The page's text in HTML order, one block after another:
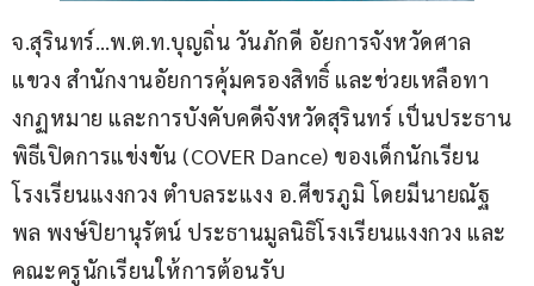
จ.สุรินทร์…พ.ต.ท.บุญถิ่น วันภักดี อัยการจังหวัดศาล
แขวง สำนักงานอัยการคุ้มครองสิทธิ์ และช่วยเหลือทา
งกฏหมาย และการบังคับคดีจังหวัดสุรินทร์ เป็นประธาน
พิธีเปิดการแข่งขัน (COVER Dance) ของเด็กนักเรียน
โรงเรียนแงงกวง ตำบลระแงง อ.ศีขรภูมิ โดยมีนายณัฐ
พล พงษ์ปิยานุรัตน์ ประธานมูลนิธิโรงเรียนแงงกวง และ
คณะครูนักเรียนให้การต้อนรับ